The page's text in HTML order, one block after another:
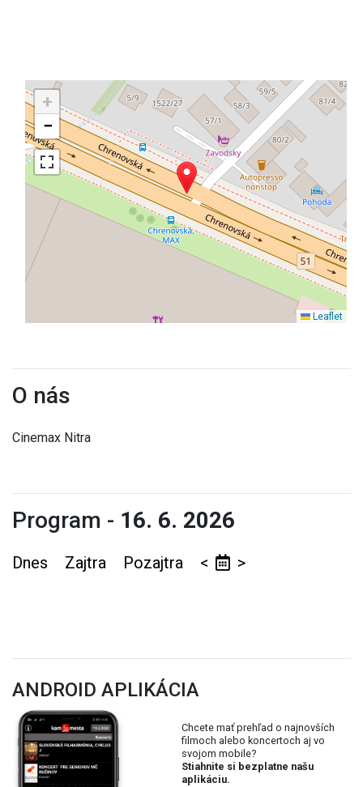
+
−
Leaflet
O nás
Cinemax Nitra
Program - 16. 6. 2026
Dnes Zajtra Pozajtra < >
ANDROID APLIKÁCIA
Chcete mať prehľad o najnovších
filmoch alebo koncertoch aj vo
svojom mobile?
Stiahnite si bezplatne našu
aplikáciu.